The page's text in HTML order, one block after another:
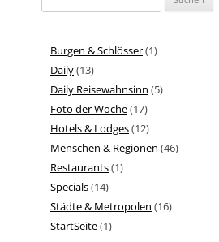
nach:
Burgen & Schlösser(1)
Daily(13)
Daily Reisewahnsinn (5)
Foto der Woche(17)
Hotels & Lodges(12)
Menschen & Regionen (46)
Restaurants(1)
Specials(14)
Städte & Metropolen (16)
StartSeite(1)